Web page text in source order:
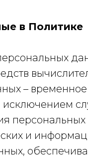
в Политике
–
персональных
и